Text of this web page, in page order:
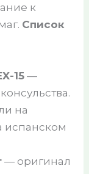
к
Список
15 —
на
испанском
— оригинал